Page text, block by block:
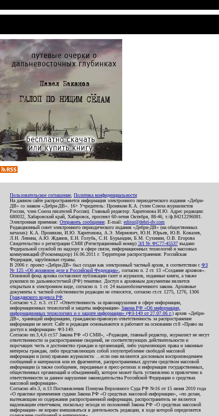
Пользовательское соглашение Политика конфиденциальности
На данном сайте распространяется информация электронного периодического издания «Дебри-
ДВ» со знаком «Дебри-ДВ». 16+ Учредитель: Пронякин К.А. (член Союза журналистов
России, член Союза писателей России). Главный редактор: Харитонова И.Ю. Адрес редакции:
680032, Хабаровский край, Хабаровск, проспект 60-летия Октября, 88-46, т./ф.84212296081.
Электронная приемная: Отправить сообщение . E-mail: editor@debri-dv.com
Редакционный совет электронного периодического издания «Дебри-ДВ» (на общественных
началах): К.А. Пронякин, И.Ю. Харитонова, А.Э. Мирмович, Ю.Н. Юрьев, Ю.В. Ковалев,
Л.Н. Левина, А.Ю. Жданов, Е.Н. Голубь, С.Н. Бурындин, Б.М. Сухинин, О.В. Егорова
Свидетельство о регистрации СМИ (Регистрационный номер) ЭЛ № ФС77-45537 выдано
Федеральной службой по надзору в сфере связи, информационных технологий и массовых
коммуникаций (Роскомнадзор) 16.06.2011 г. Территория распространения: Российская
Федерация, зарубежные страны.
В 2006 г. проект «Дебри-ДВ» был создан как электронный частный архив, в соответствии с ФЗ
№ 125 «Об архивном деле в Российской Федерации» , согласно п. 2 ст. 13 «Создание архивов».
Основной фонд архива составляют публикации газет и журналов, изданные книги, а также
рукописи по дальневосточной (РФ) тематике. Доступ к архивным документам является
открытым в электронном виде, согласно п. 1 ст. 24 вышеобозначенного закона. Архивные
документы к частной собственности редакции не относятся, согласно ст.ст. 1275, 1276, 1306
Гражданского кодекса РФ
Согласно ч.2. п.3. ст.17 «Ответственность за правонарушения в сфере информации,
информационных технологий и защиты информации» Закона РФ «Об информации,
информационных технологиях и о защите информации» (ФЗ-149 от 27.07.06 г.) архив «Дебри-
ДВ», хранящий информацию, гражданско-правовую ответственность за распространение
информации не несет. Сайт и редакция основываются и работают на основании ст.8 «Право на
доступ к информации» ФЗ-149.
Согласно пп.3,4,6 ст.57 Закона РФ «О СМИ», «Редакция, главный редактор, журналист не несут
ответственности за распространение сведений, не соответствующих действительности и
порочащих честь и достоинство граждан и организаций, либо ущемляющих права и законные
интересы граждан, либо представляющих собой злоупотребление свободой массовой
информации и (или) правами журналиста: ...если они являются дословным воспроизведением
сообщений и материалов или их фрагментов, распространенных другим средством массовой
информации (а также сообщения, переданные в пресс-релизах и информация государственных,
общественных организаций и объединений), которое может быть установлено и привлечено к
ответственности за данное нарушение законодательства Российской Федерации о средствах
массовой информации».
Согласно абз.3, п.13 Постановления Пленума Верховного Суда РФ №16 от 15 июня 2010 года
«О практике применения судами Закона РФ «О средствах массовой информации», «по делам,
вытекающим из содержания распространенной информации, распространитель не является
надлежащим ответчиком, поскольку исходя из положений Закона РФ «О средствах массовой
информации» не вправе вмешиваться в деятельность редакции, в ходе которой определяется